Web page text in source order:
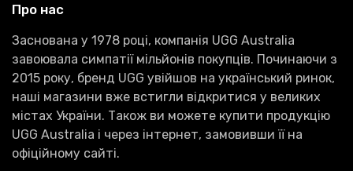
Про нас
Заснована у 1978 році, компанія UGG Australia
завоювала симпатії мільйонів покупців. Починаючи з
2015 року, бренд UGG увійшов на український ринок,
наші магазини вже встигли відкритися у великих
містах України. Також ви можете купити продукцію
UGG Australia і через інтернет, замовивши її на
офіційному сайті.